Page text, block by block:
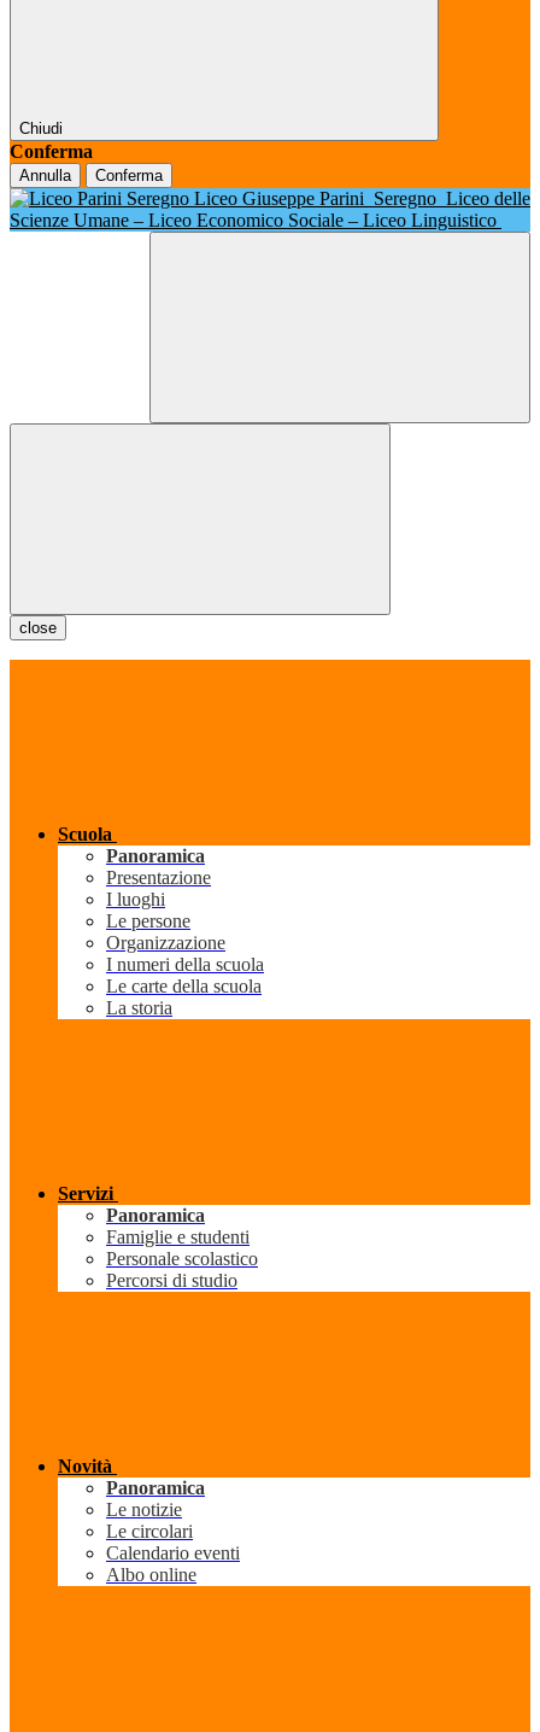
Chiudi
Conferma
Annulla Conferma
Liceo Giuseppe Parini Seregno Liceo delle
Scienze Umane – Liceo Economico Sociale – Liceo Linguistico
close
Scuola
Panoramica
Presentazione
I luoghi
Le persone
Organizzazione
I numeri della scuola
Le carte della scuola
La storia
Servizi
Panoramica
Famiglie e studenti
Personale scolastico
Percorsi di studio
Novità
Panoramica
Le notizie
Le circolari
Calendario eventi
Albo online